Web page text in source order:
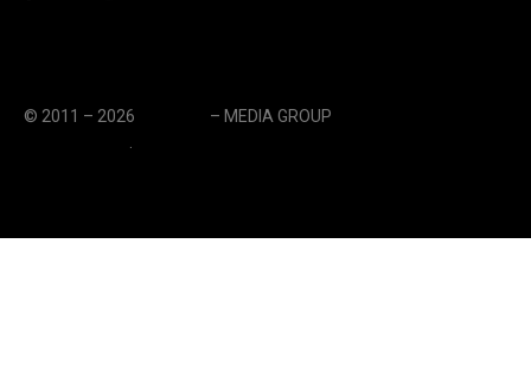
© 2011 – 2026 – MEDIA GROUP